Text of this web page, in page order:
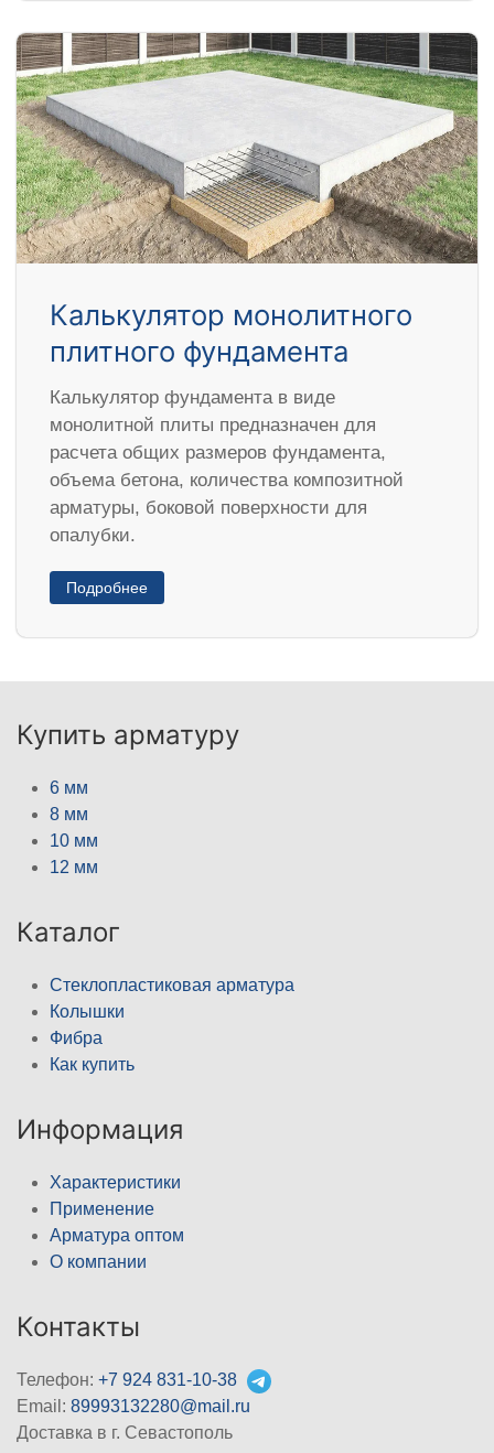
Калькулятор монолитного
плитного фундамента
Калькулятор фундамента в виде
монолитной плиты предназначен для
расчета общих размеров фундамента,
объема бетона, количества композитной
арматуры, боковой поверхности для
опалубки.
Подробнее
Купить арматуру
6 мм
8 мм
10 мм
12 мм
Каталог
Стеклопластиковая арматура
Колышки
Фибра
Как купить
Информация
Характеристики
Применение
Арматура оптом
О компании
Контакты
Телефон: +7 924 831-10-38
Email: 89993132280@mail.ru
Доставка в г. Севастополь